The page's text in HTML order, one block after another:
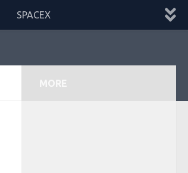
SPACEX
MORE